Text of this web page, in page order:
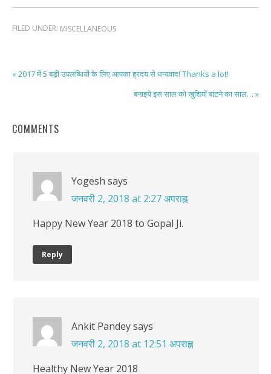
FILED UNDER: MISCELLANEOUS
« 2017 में 5 बड़ी उपलब्धियों के लिए आपका ह्रदय से धन्यवाद! Thanks a lot!
बनाइये इस साल को खुशियाँ बांटने का साल… »
COMMENTS
Yogesh says
जनवरी 2, 2018 at 2:27 अपराह्न
Happy New Year 2018 to Gopal Ji.
Reply
Ankit Pandeysays
जनवरी 2, 2018 at 12:51 अपराह्न
Healthy New Year 2018